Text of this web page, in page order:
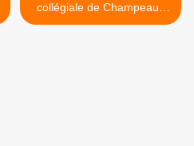
collégiale de Champeaux
(77) >